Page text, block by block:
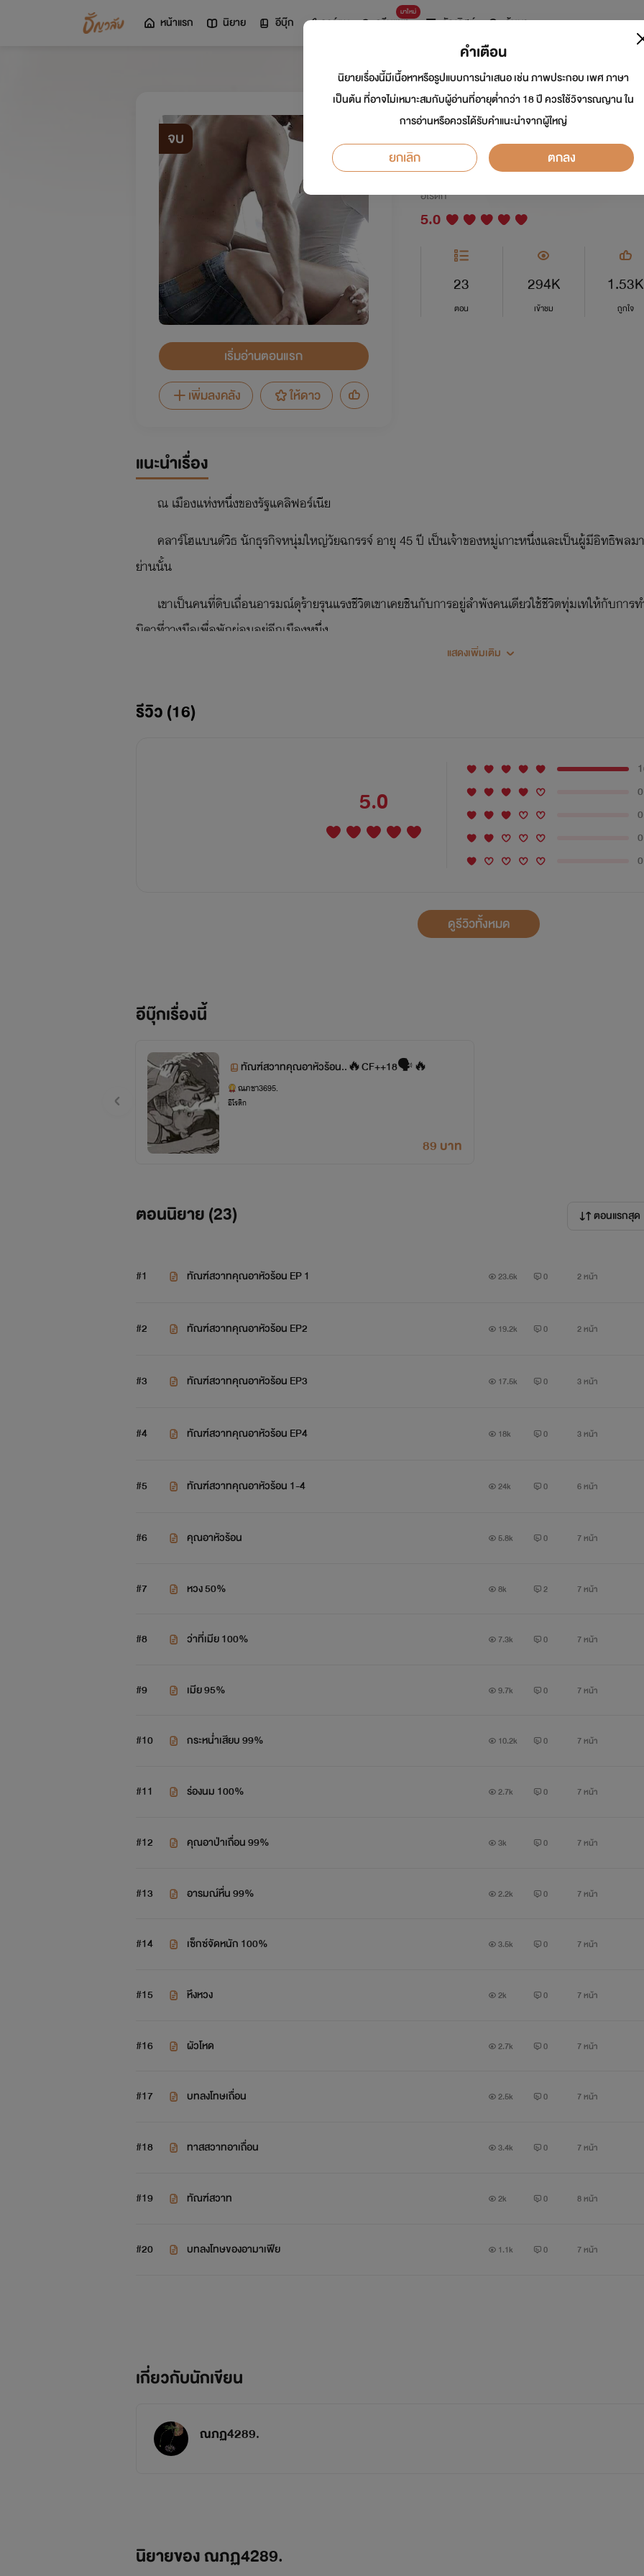
หน้าแรก นิยาย อีบุ๊ก การ์ตูน
มาใหม่
ดรีมแชท ธัญลิสต์ ค้นหา
จบ
เริ่มอ่านตอนแรก
เพิ่มลงคลัง
ให้ดาว
ทัณฑ์สวาทคุณอาหั
NC++18💯🔥
นักเขียน:ณภฏ4289.
อีโรติก
5.0
23
ตอน
294K
เข้าชม
1.53K
ถูกใจ
แนะนำเรื่อง
ณ เมืองแห่งหนึ่งของรัฐแคลิฟอร์เนีย
คลาร์โฮแบนด์วิธ นักธุรกิจหนุ่มใหญ่วัยฉกรรจ์ อายุ 45 ปี เป็นเจ้าของหมู่เกาะหนึ่งและเป็นผู้มีอิทธิพล
ย่านนั้น
เขาเป็นคนที่ดิบเถื่อนอารมณ์ดุร้ายรุนแรงชีวิตเขาเคยชินกับการอยู่ลำพังคนเดียวใช้ชีวิตทุ่มเทให้กับกา
บิดาที่วางมือเพื่อพักผ่อนอยู่อีกเมืองหนึ่ง
หลังพี่ชายคนเดียวและพี่สะใภ้เขาเสียชีวิตจากอุบัติเหตุเมื่อหลายปีที่ผ่านมาเขาจึงมีหน้าที่รับเป็นผู้ปกคร
ตลอดหลายปีที่ผ่านมาเขาทำหน้าที่ส่งเสียให้หลานสาวคนเดียวของเขาเข้าเรียนต่อโรงเรียนประจำ
เขาเคยเจอหลานสาวเมื่อหลายปีมาแล้วตอนนั้นเธออายุเพียง 10 ขวบหน้าตาน่ารักตามแบบฉบับของเด็
สัปดาห์หน้าเป็นช่วงปิดเทอมภาคฤดูร้อนเขาตัองไปรับหลานสาวเพื่อให้เธอมาพักผ่อนที่ระหว่างปิดภาค
คราร์จึงสั่งให้แม่บ้านจัดห้องนอนให้หลานสาวโดยมีสีสันหวานแหว๋วเพราะคิดว่าเธอคงเป็นเด็กสาวตัวเ
แสดงเพิ่มเติม
รีวิว (16)
5.0
0
0
0
0
ดูรีวิวทั้งหมด
อีบุ๊กเรื่องนี้
ทัณฑ์สวาทคุณอาหัวร้อน..🔥CF++18🗣🔥
ณภชา3695.
อีโรติก
89 บาท
ตอนนิยาย (23) ตอนแรกสุด
#1 ทัณฑ์สวาทคุณอาหัวร้อน EP 1 23.6k 0 2 หน้า
#2 ทัณฑ์สวาทคุณอาหัวร้อน EP2 19.2k 0 2 หน้า
#3 ทัณฑ์สวาทคุณอาหัวร้อน EP3 17.5k 0 3 หน้า
#4 ทัณฑ์สวาทคุณอาหัวร้อน EP4 18k 0 3 หน้า
#5 ทัณฑ์สวาทคุณอาหัวร้อน 1-4 24k 0 6 หน้า
#6 คุณอาหัวร้อน 5.8k 0 7 หน้า
#7 หวง 50% 8k 2 7 หน้า
#8 ว่าที่เมีย 100% 7.3k 0 7 หน้า
#9 เมีย 95% 9.7k 0 7 หน้า
#10 กระหน่ำเสียบ 99% 10.2k 0 7 หน้า
#11 ร่องนม 100% 2.7k 0 7 หน้า
#12 คุณอาป่าเถื่อน 99% 3k 0 7 หน้า
#13 อารมณ์หื่น 99% 2.2k 0 7 หน้า
#14 เซ็กซ์จัดหนัก 100% 3.5k 0 7 หน้า
#15 หึงหวง 2k 0 7 หน้า
#16 ผัวโหด 2.7k 0 7 หน้า
#17 บทลงโทษเถื่อน 2.5k 0 7 หน้า
#18 ทาสสวาทอาเถื่อน 3.4k 0 7 หน้า
#19 ทัณฑ์สวาท 2k 0 8 หน้า
#20 บทลงโทษของอามาเฟีย 1.1k 0 7 หน้า
เกี่ยวกับนักเขียน
ณภฏ4289.
นิยายของ ณภฏ4289.
คำเตือน
นิยายเรื่องนี้มีเนื้อหาหรือรูปแบบการนำเสนอ เช่น ภาพประกอบ เพศ ภาษา
เป็นต้น ที่อาจไม่เหมาะสมกับผู้อ่านที่อายุต่ำกว่า 18 ปี ควรใช้วิจารณญาน ใน
การอ่านหรือควรได้รับคำแนะนำจากผู้ใหญ่
ยกเลิก ตกลง